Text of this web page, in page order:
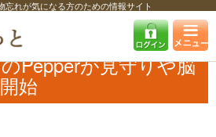
忘れが気になる方のための情報サイト
ース 自治体・企業
ソフトバンクの
応開始
Pepperが見守りや脳
始